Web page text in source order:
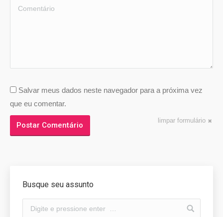
Comentário
Salvar meus dados neste navegador para a próxima vez
que eu comentar.
limpar formulário
Postar Comentário
Busque seu assunto